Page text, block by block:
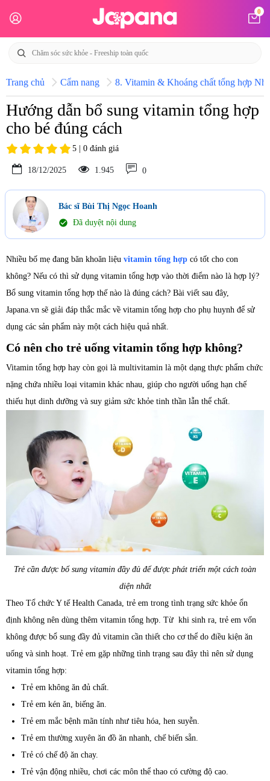
0
Trang chủ Cẩm nang 8. Vitamin & Khoáng chất tổng hợp
Hướng dẫn bổ sung vitamin tổng hợp
cho bé đúng cách
5 | 0 đánh giá
18/12/2025 1.945 0
Bác sĩ Bùi Thị Ngọc Hoanh
check_circle Đã duyệt nội dung
Nhiều bố mẹ đang băn khoăn liệu vitamin tổng hợp có tốt cho con
không? Nếu có thì sử dụng vitamin tổng hợp vào thời điểm nào là hợp lý?
Bổ sung vitamin tổng hợp thế nào là đúng cách? Bài viết sau đây,
Japana.vn sẽ giải đáp thắc mắc về vitamin tổng hợp cho phụ huynh để sử
dụng các sản phẩm này một cách hiệu quả nhất.
Có nên cho trẻ uống vitamin tổng hợp không?
Vitamin tổng hợp hay còn gọi là multivitamin là một dạng thực phẩm chức
nặng chứa nhiều loại vitamin khác nhau, giúp cho người uống hạn chế
thiếu hụt dinh dưỡng và suy giảm sức khỏe tinh thần lẫn thể chất.
Trẻ cần được bổ sung vitamin đầy đủ để được phát triển một cách toàn
diện nhất
Theo Tổ chức Y tế Health Canada, trẻ em trong tình trạng sức khỏe ổn
định không nên dùng thêm vitamin tổng hợp. Từ khi sinh ra, trẻ em vốn
không được bổ sung đầy đủ vitamin cần thiết cho cơ thể do điều kiện ăn
uống và sinh hoạt. Trẻ em gặp những tình trạng sau đây thì nên sử dụng
vitamin tổng hợp:
Trẻ em không ăn đủ chất.
Trẻ em kén ăn, biếng ăn.
Trẻ em mắc bệnh mãn tính như tiêu hóa, hen suyễn.
Trẻ em thường xuyên ăn đồ ăn nhanh, chế biến sẵn.
Trẻ có chế độ ăn chay.
Trẻ vận động nhiều, chơi các môn thể thao có cường độ cao.